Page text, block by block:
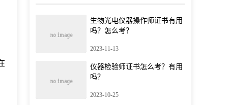
生物光电仪器操作师证书有用
吗？怎么考？
2023-11-13
仪器检验师证书怎么考？有用
吗？
2023-10-25